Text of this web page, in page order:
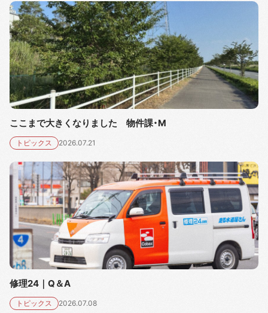
ここまで大きくなりました 物件課・M
トピックス 2026.07.21
修理24｜Q＆A
トピックス 2026.07.08